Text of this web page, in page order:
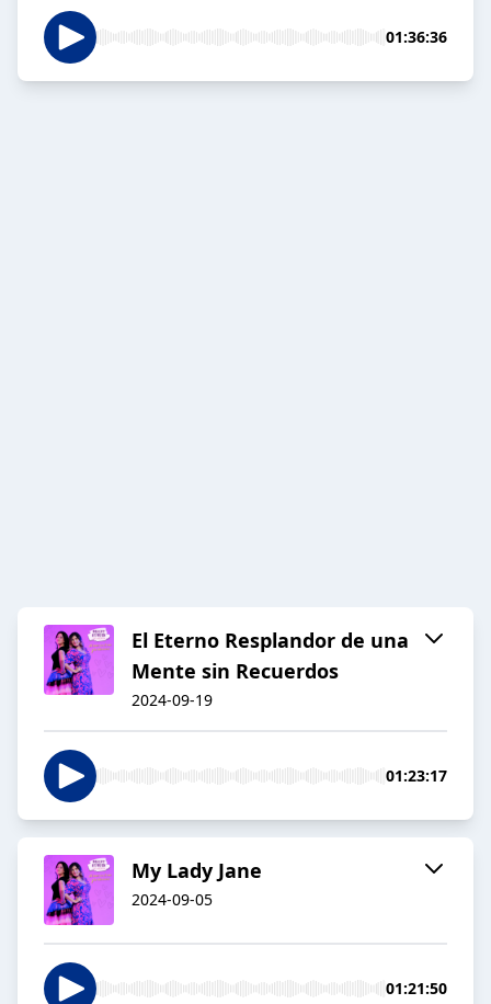
01:36:36
El Eterno Resplandor de una
Mente sin Recuerdos
2024-09-19
01:23:17
My Lady Jane
2024-09-05
01:21:50